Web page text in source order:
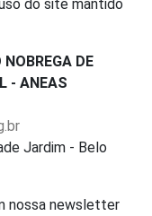
do site mantido
DE
- ANEAS
Jardim - Belo
nossa newsletter